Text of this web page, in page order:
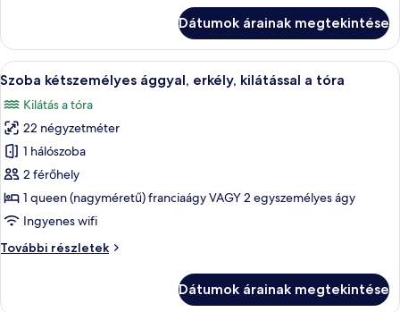
parkra
kilátással
parkra
részletei
Dátumok árainak megtekintése
A
következő
szoba
összes
képének
megtekintése:
Szoba
kétszemélyes
ággyal,
erkély,
Minibár, széf a szobában, íróasztal
8
Szoba kétszemélyes ággyal, erkély, kilátással a tóra
Kilátás a tóra
22 négyzetméter
1 hálószoba
2 férőhely
1 queen (nagyméretű) franciaágy VAGY 2 egyszemélyes ágy
Ingyenes wifi
További részletek
Szoba
Dátumok árainak megtekintése